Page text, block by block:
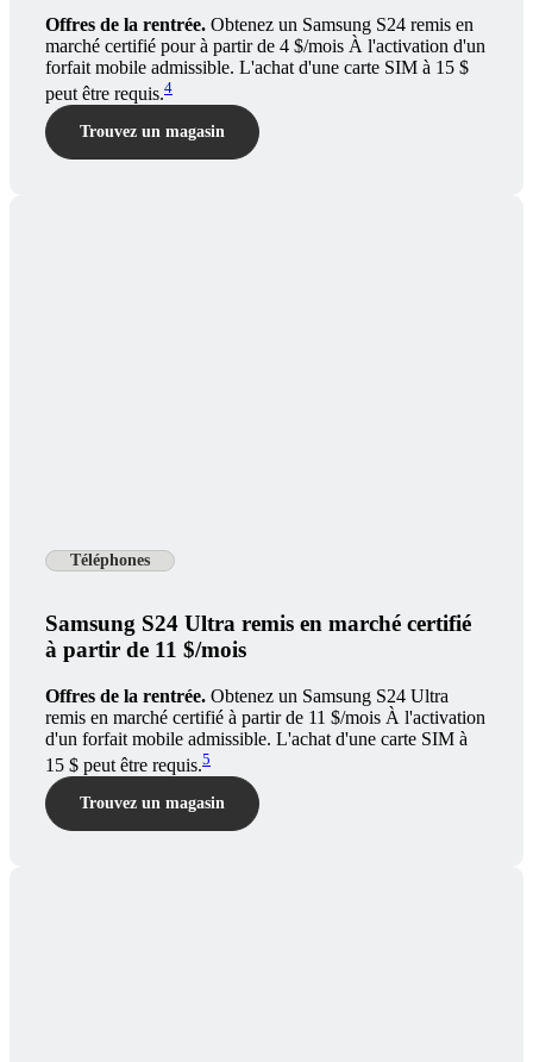
Offres de la rentrée. Obtenez un Samsung S24 remis en
marché certifié pour à partir de 4 $/mois À l'activation d'un
forfait mobile admissible. L'achat d'une carte SIM à 15 $
peut être requis.4
Trouvez un magasin
Téléphones
Samsung S24 Ultra remis en marché certifié
à partir de 11 $/mois
Offres de la rentrée. Obtenez un Samsung S24 Ultra
remis en marché certifié à partir de 11 $/mois À l'activation
d'un forfait mobile admissible. L'achat d'une carte SIM à
15 $ peut être requis.5
Trouvez un magasin